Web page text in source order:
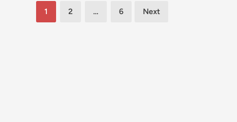
Posts
pagination
1 2 … 6 Next